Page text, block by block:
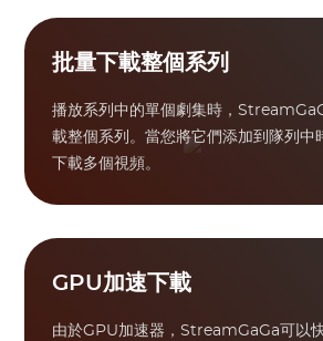
批量下載整個系列
播放系列中的單個劇集時，
載整個系列。當您將它們添加到隊列中
下載多個視頻。
GPU加速下載
由於GPU加速器，StreamGaGa可以